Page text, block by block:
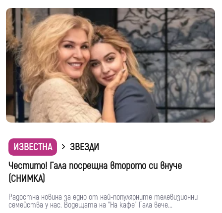
ИЗВЕСТНА
ЗВЕЗДИ
Честито! Гала посрещна второто си внуче
(СНИМКА)
Радостна новина за едно от най-популярните телевизионни
семейства у нас. Водещата на "На кафе" Гала вече...